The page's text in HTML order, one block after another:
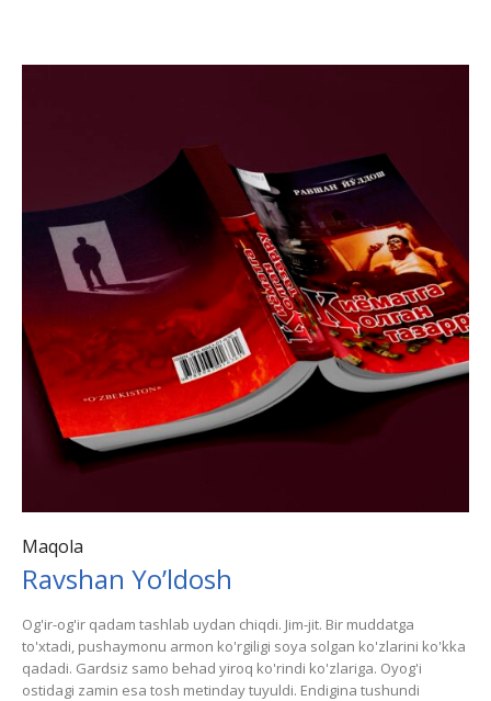
Maqola
Ravshan Yo’ldosh
Og'ir-og'ir qadam tashlab uydan chiqdi. Jim-jit. Bir muddatga
to'xtadi, pushaymonu armon ko'rgiligi soya solgan ko'zlarini ko'kka
qadadi. Gardsiz samo behad yiroq ko'rindi ko'zlariga. Oyog'i
ostidagi zamin esa tosh metinday tuyuldi. Endigina tushundi